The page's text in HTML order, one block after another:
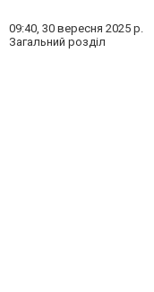
09:40, 30 вересня 2025 р.
Загальний розділ